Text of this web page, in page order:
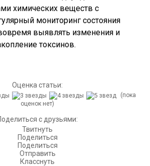
химических веществ с
мониторинг состояния
выявлять изменения и
токсинов.
Оценка статьи:
(пока
оценок нет)
с друзьями:
Твитнуть
Поделиться
Поделиться
Отправить
Класснуть